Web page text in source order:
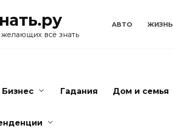
всё знать
АВТО ЖИЗНЬ
Бизнес Гадания Дом и семья